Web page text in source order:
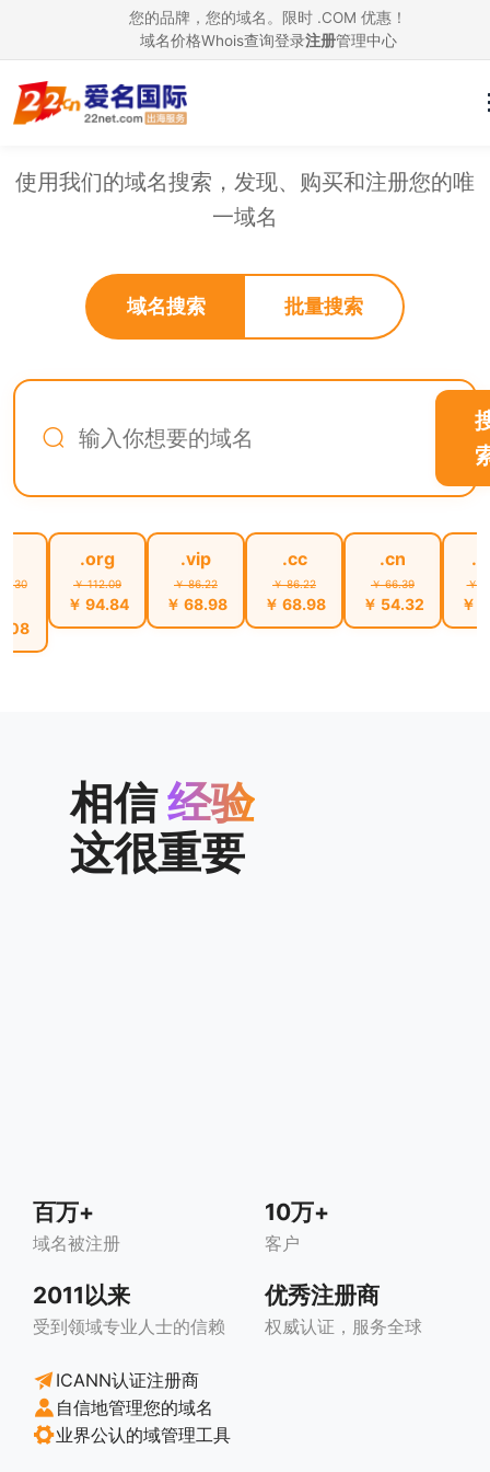
您的品牌，您的域名。限时 .COM 优惠！
域名价格Whois查询登录注册管理中心
搜索域名
使用我们的域名搜索，发现、购买和注册您的唯
一域名
域名搜索 批量搜索
.org
￥ 112.09
￥ 94.84
.vip
￥ 86.22
￥ 68.98
.cc
￥ 86.22
￥ 68.98
.cn
￥ 66.39
￥ 54.32
.
￥
￥
相信经验
这很重要
百万+
域名被注册
10万+
客户
2011以来
受到领域专业人士的信赖
优秀注册商
权威认证，服务全球
ICANN认证注册商
自信地管理您的域名
业界公认的域管理工具